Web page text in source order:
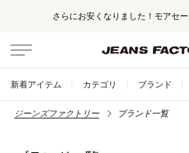
対象アイテム
新着アイテム カテゴリ ブランド
ジーンズファクトリー ブランド一覧